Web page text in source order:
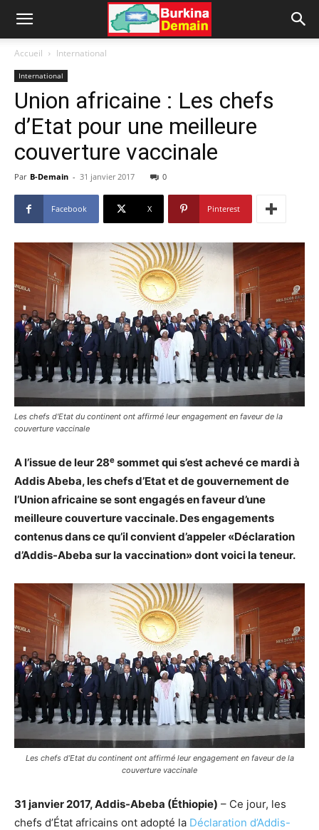
Accueil International
International
Union africaine : Les chefs
d’Etat pour une meilleure
couverture vaccinale
Par B-Demain - 31 janvier 2017 0
Facebook X Pinterest
Les chefs d'Etat du continent ont affirmé leur engagement en faveur de la
couverture vaccinale
A l’issue de leur 28e sommet qui s’est achevé ce mardi à
Addis Abeba, les chefs d’Etat et de gouvernement de
l’Union africaine se sont engagés en faveur d’une
meilleure couverture vaccinale. Des engagements
contenus dans ce qu’il convient d’appeler «Déclaration
d’Addis-Abeba sur la vaccination» dont voici la teneur.
Les chefs d’Etat du continent ont affirmé leur engagement en faveur de la
couverture vaccinale
31 janvier 2017, Addis-Abeba (Éthiopie) – Ce jour, les
chefs d’État africains ont adopté la Déclaration d’Addis-